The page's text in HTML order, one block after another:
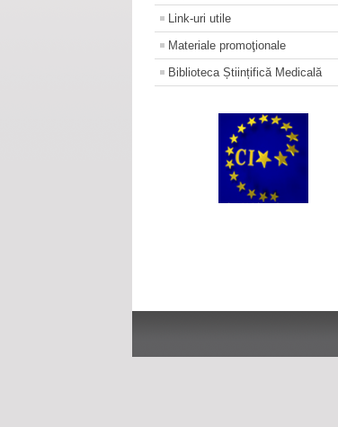
Link-uri utile
Materiale promoţionale
Biblioteca Științifică Medicală